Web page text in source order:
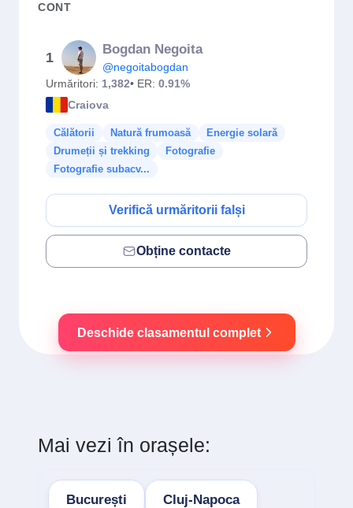
CONT
1
Bogdan Negoita
@negoitabogdan
Urmăritori: 1,382• ER: 0.91%
Craiova
Călătorii Natură frumoasă
Energie solară
Drumeții și trekking
Fotografie
Fotografie subacv...
Verifică urmăritorii falși
Obține contacte
Deschide clasamentul complet
Mai vezi în orașele:
București Cluj-Napoca